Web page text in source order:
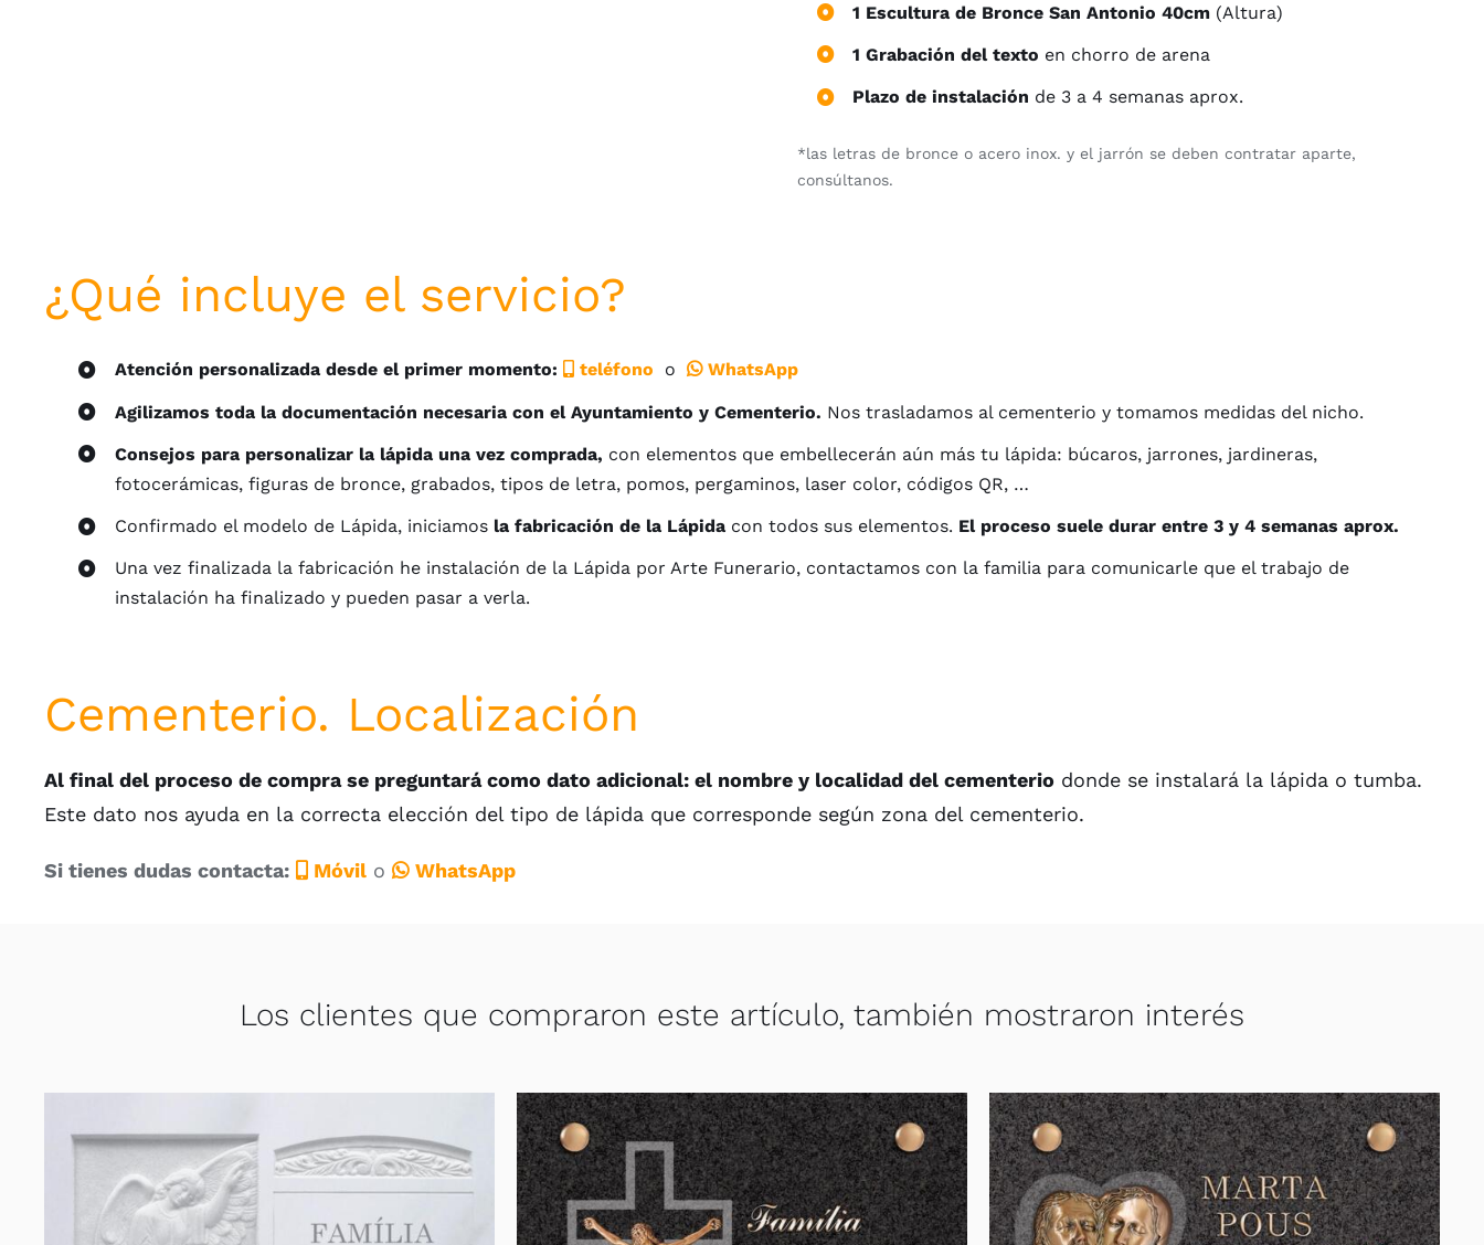
1 Escultura de Bronce San Antonio 40cm (Altura)
1 Grabación del texto en chorro de arena
Plazo de instalación de 3 a 4 semanas aprox.
*las letras de bronce o acero inox. y el jarrón se deben contratar aparte,
consúltanos.
¿Qué incluye el servicio?
Atención personalizada desde el primer momento: teléfono o WhatsApp
Agilizamos toda la documentación necesaria con el Ayuntamiento y Cementerio. Nos trasladamos al cementerio y tomamos medidas del nicho.
Consejos para personalizar la lápida una vez comprada, con elementos que embellecerán aún más tu lápida: búcaros, jarrones, jardineras,
fotocerámicas, figuras de bronce, grabados, tipos de letra, pomos, pergaminos, laser color, códigos QR, …
Confirmado el modelo de Lápida, iniciamos la fabricación de la Lápidacon todos sus elementos. El proceso suele durar entre 3 y 4 semanas aprox.
Una vez finalizada la fabricación he instalación de la Lápida por Arte Funerario, contactamos con la familia para comunicarle que el trabajo de
instalación ha finalizado y pueden pasar a verla.
Cementerio. Localización
Al final del proceso de compra se preguntará como dato adicional: el nombre y localidad del cementeriodonde se instalará la lápida o tumba.
Este dato nos ayuda en la correcta elección del tipo de lápida que corresponde según zona del cementerio.
Si tienes dudas contacta: Móvilo WhatsApp
Los clientes que compraron este artículo, también mostraron interés